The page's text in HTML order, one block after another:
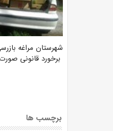
شهرستان مراغه
برخورد قانونی
برچسب ها